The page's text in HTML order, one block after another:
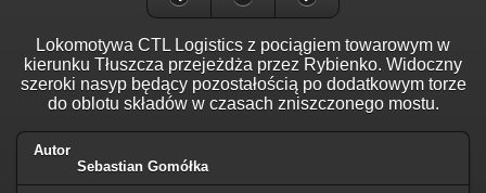
Lokomotywa CTL Logistics z pociągiem towarowym w
kierunku Tłuszcza przejeżdża przez Rybienko. Widoczny
szeroki nasyp będący pozostałością po dodatkowym torze
do oblotu składów w czasach zniszczonego mostu.
Autor
Sebastian Gomółka